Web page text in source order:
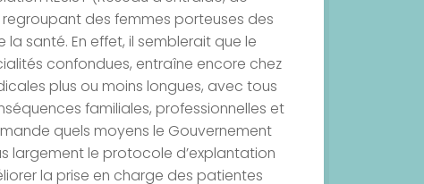
des femmes porteuses des
santé. En effet, il semblerait que le
confondues, entraîne encore chez
plus ou moins longues, avec tous
familiales, professionnelles et
quels moyens le Gouvernement
largement le protocole d’explantation
la prise en charge des patientes